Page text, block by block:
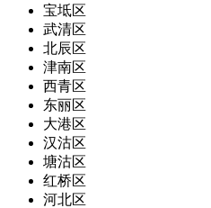
宝坻区
武清区
北辰区
津南区
西青区
东丽区
大港区
汉沽区
塘沽区
红桥区
河北区